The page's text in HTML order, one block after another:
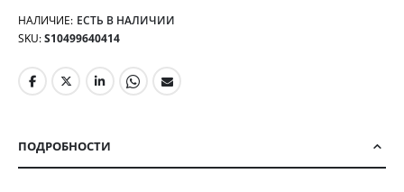
НАЛИЧИЕ: ЕСТЬ В НАЛИЧИИ
SKU S10499640414
ПОДРОБНОСТИ